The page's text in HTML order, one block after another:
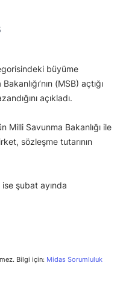
büyüme
(MSB) açtığı
açıkladı.
Milli Savunma Bakanlığı ile
sözleşme tutarının
şubat ayında
Bilgi için: Midas Sorumluluk